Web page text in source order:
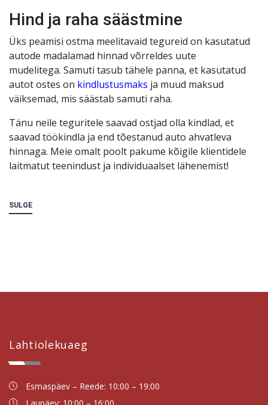
Hind ja raha säästmine
Üks peamisi ostma meelitavaid tegureid on kasutatud
autode madalamad hinnad võrreldes uute
mudelitega. Samuti tasub tähele panna, et kasutatud
autot ostes on kindlustusmaks ja muud maksud
väiksemad, mis säästab samuti raha.
Tänu neile teguritele saavad ostjad olla kindlad, et
saavad töökindla ja end tõestanud auto ahvatleva
hinnaga. Meie omalt poolt pakume kõigile klientidele
laitmatut teenindust ja individuaalset lähenemist!
SULGE
Lahtiolekuaeg
Esmaspäev – Reede: 10:00 – 19:00
Laupäev: 10:00 – 16:00